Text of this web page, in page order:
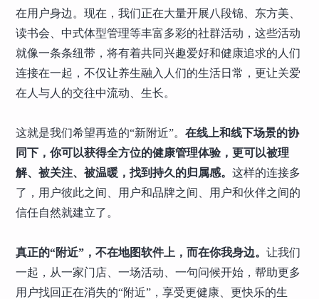
在用户身边。现在，我们正在大量开展八段锦、东方美、
读书会、中式体型管理等丰富多彩的社群活动，这些活动
就像一条条纽带，将有着共同兴趣爱好和健康追求的人们
连接在一起，不仅让养生融入人们的生活日常，更让关爱
在人与人的交往中流动、生长。
这就是我们希望再造的“新附近”。在线上和线下场景的协
同下，你可以获得全方位的健康管理体验，更可以被理
解、被关注、被温暖，找到持久的归属感。这样的连接多
了，用户彼此之间、用户和品牌之间、用户和伙伴之间的
信任自然就建立了。
真正的“附近”，不在地图软件上，而在你我身边。让我们
一起，从一家门店、一场活动、一句问候开始，帮助更多
用户找回正在消失的“附近”，享受更健康、更快乐的生